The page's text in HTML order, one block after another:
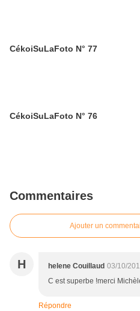
CékoiSuLaFoto N° 77
CékoiSuLaFoto N° 76
Commentaires
Ajouter un
H helene Couillaud 03/10/
C est superbe !merci
Répondre